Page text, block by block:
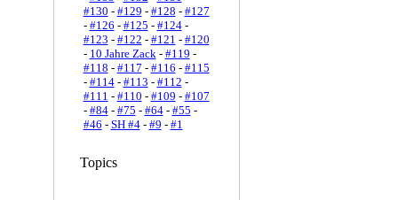
#130 - #129 - #128 - #127
- #126 - #125 - #124-
#123 - #122 - #121 - #120
- 10 Jahre Zack- #119 -
#118 - #117 - #116 - #115
- #114- #113 - #112 -
#111 - #110 - #109 - #107
- #84- #75 - #64- #55 -
#46 - SH #4- #9 - #1
Topics